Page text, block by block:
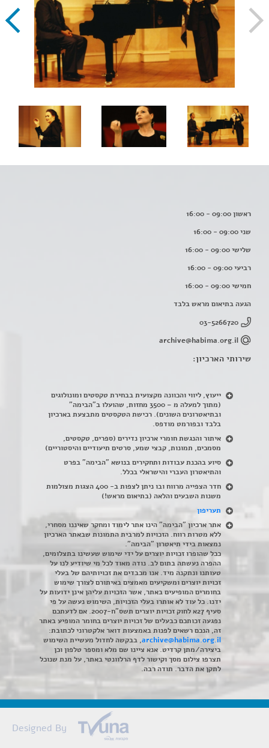
ראשון 09:00 - 16:00
שני 09:00 - 16:00
שלישי 09:00 - 16:00
רביעי 09:00 - 16:00
חמישי 09:00 - 16:00
הגעה בתיאום מראש בלבד
03-5266720
archive@habima.org.il
שירותי הארכיון:
ייעוץ, ליווי והכוונה מקצועית בבחירת טקסטים ומונולוגים
(מתוך למעלה מ – 3500 מחזות, שהועלו ב"הבימה"
ובתיאטרונים השונים). רכישת הטקסטים מתבצעת בארכיון
בלבד ובפורמט מודפס.
איתור והנגשת חומרי ארכיון נדירים (ספרים, טקסטים,
מסמכים, תמונות, קבצי שמע, סרטים תיעודיים והיסטוריים)
סיוע בהכנת עבודות ותחקירים בנושא "הבימה" בפרט
והתיאטרון העברי והישראלי בכלל.
חדר הצפייה מרווח ובו ניתן לצפות ב- 400 הצגות מצולמות
משנות השבעים והלאה (בתיאום מראש!)
תעריפון
אתר ארכיון "הבימה" הינו אתר לימוד ומחקר שאיננו מסחרי,
ללא מטרות רווח. הזכויות למרבית התמונות שבאתר הארכיון
נמצאות בידי תיאטרון "הבימה".
ככל שהופרו זכויות יוצרים על ידי שימוש שעשינו בתצלומים,
ההפרה נעשתה בתום לב. נודה מאוד לכל מי שיודיע לנו על
טעותנו ונתקנה מיד. אנו מכבדים את זכויותיהם של בעלי
זכויות יוצרים ומשקיעים מאמצים באיתורם לצורך שימוש
בחומרים המופיעים באתר, אשר הזכויות עליהן אינן ידועות על
ידנו. כל עוד לא אותרו בעלי הזכויות, השימוש נעשה על פי
סעיף 27א לחוק זכויות יוצרים תשס"ח-2007. אם לדעתכם
נפגעה זכותכם כבעלים של זכויות יוצרים בחומר המופיע באתר
זה, הנכם רשאים לפנות באמצעות דואר אלקטרוני לכתובת:
archive@habima.org.il, בבקשה לחדול מעשיית השימוש
ביצירה/מתן קרדיט. אנא ציינו שם מלא ומספר טלפון וכן
תצרפו צילום מסך וקישור לדף הרלוונטי באתר, על מנת שנוכל
לתקן את הדבר. תודה רבה.
Designed By